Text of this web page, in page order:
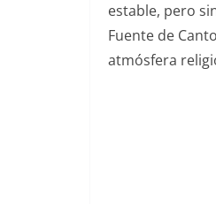
estable, pero
Fuente de
atmósfera